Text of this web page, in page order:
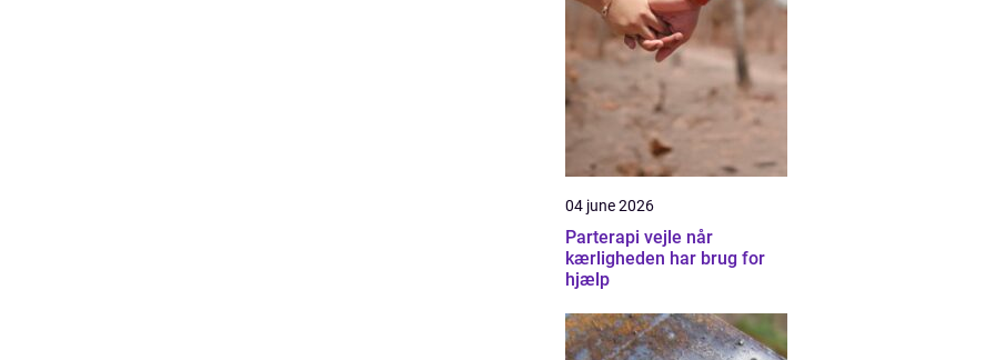
04 june 2026
Parterapi vejle når
kærligheden har brug for
hjælp